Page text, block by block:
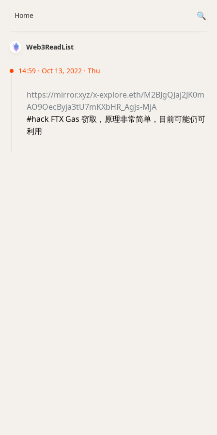
Web3ReadList
14:59 · Oct 13, 2022 · Thu
https://mirror.xyz/x-explore.eth/M2BJgQJaj2JK0m
AO9OecByja3tU7mKXbHR_Agjs-MjA
#hack FTX Gas 窃取，原理非常简单，目前可能仍可
利用
Home